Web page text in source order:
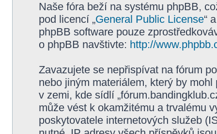
Naše fóra beží na systému phpBB,
pod licencí „General Public License“
phpBB software pouze
o phpBB navštivte: http://
Zavazujete se nepřispívat na fórum
nebo jiným materiálem, který by
v zemi, kde sídlí
může vést k okamžitému a trvalému
poskytovatele internetových služeb